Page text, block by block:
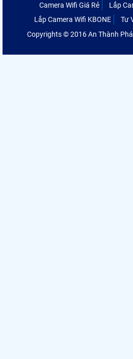
Camera Wifi Giá Rẻ
Lắp
Lắp Camera Wifi KBONE
Tư
Copyrights © 2016 An Thành